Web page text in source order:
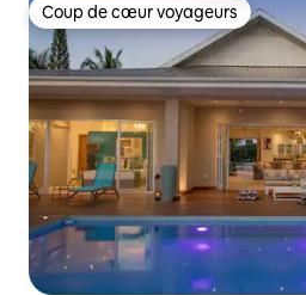
Coup de cœur voyageurs
Coup de cœur voyageurs